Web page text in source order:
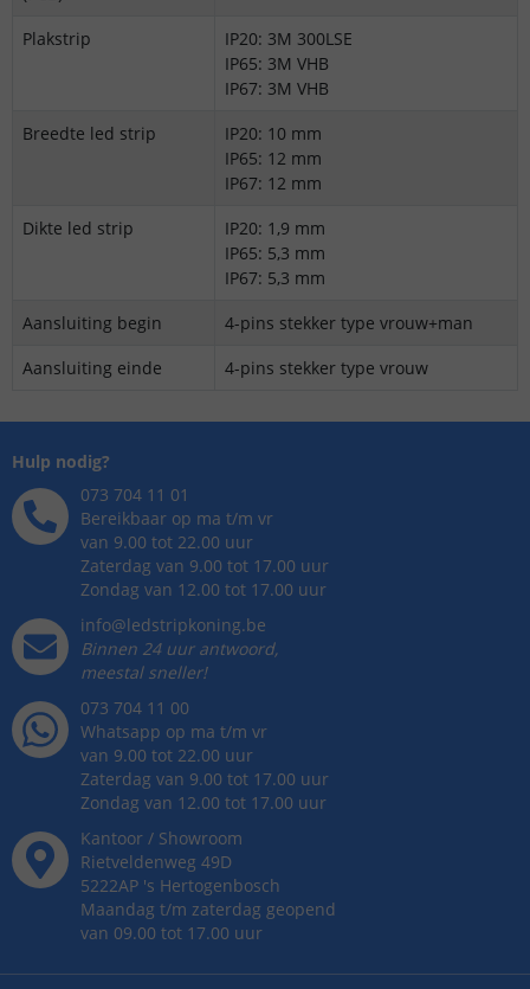
Plakstrip
IP20: 3M 300LSE
IP65: 3M VHB
IP67: 3M VHB
Breedte led strip
IP20: 10 mm
IP65: 12 mm
IP67: 12 mm
Dikte led strip
IP20: 1,9 mm
IP65: 5,3 mm
IP67: 5,3 mm
Aansluiting begin
4-pins stekker type vrouw+man
Aansluiting einde
4-pins stekker type vrouw
Hulp nodig?
073 704 11 01
Bereikbaar op ma t/m vr
van 9.00 tot 22.00 uur
Zaterdag van 9.00 tot 17.00 uur
Zondag van 12.00 tot 17.00 uur
info@ledstripkoning.be
Binnen 24 uur antwoord,
meestal sneller!
073 704 11 00
Whatsapp op ma t/m vr
van 9.00 tot 22.00 uur
Zaterdag van 9.00 tot 17.00 uur
Zondag van 12.00 tot 17.00 uur
Kantoor / Showroom
Rietveldenweg 49D
5222AP 's Hertogenbosch
Maandag t/m zaterdag geopend
van 09.00 tot 17.00 uur